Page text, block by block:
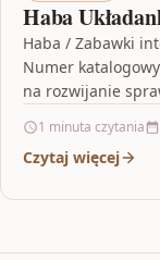
Haba
Haba / Zabawki
Numer
na rozwijanie
1 minuta czytania
Czytaj więcej